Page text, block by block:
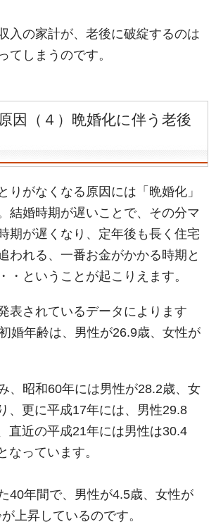
入の家計が、老後に破綻するのは
てしまうのです。
因（４）晩婚化に伴う老後
りがなくなる原因には「晩婚化」
結婚時期が遅いことで、その分マ
期が遅くなり、定年後も長く住宅
われる、一番お金がかかる時期と
・ということが起こりえます。
表されているデータによります
婚年齢は、男性が26.9歳、女性が
、昭和60年には男性が28.2歳、女
、更に平成17年には、男性29.8
直近の平成21年には男性は30.4
なっています。
40年間で、男性が4.5歳、女性が
上昇しているのです。